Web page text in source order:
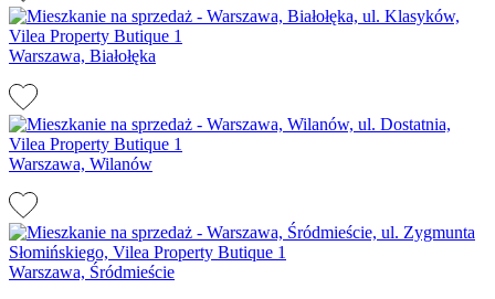
Warszawa, Białołęka
Warszawa, Wilanów
Warszawa, Śródmieście